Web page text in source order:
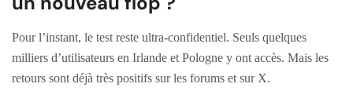
Pour l’instant, le test reste ultra-confidentiel. Seuls quelques
milliers d’utilisateurs en Irlande et Pologne y ont accès. Mais les
retours sont déjà très positifs sur les forums et sur X.